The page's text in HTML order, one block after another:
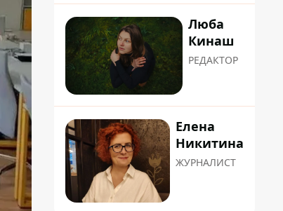
Люба
Кинаш
РЕДАКТОР
Елена
Никитина
ЖУРНАЛИСТ